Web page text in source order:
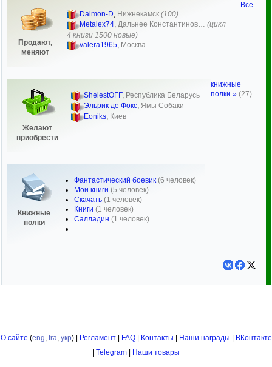
Продают,
меняют
Daimon-D, Нижнекамск (100)
Metalex74, Дальнее Константинов… (цикл
4 книги 1500 новые)
valera1965 Москва
Желают
приобрести
ShelestOFF, Республика Беларусь
Эльрик де Фокс, Ямы Собаки
Eoniks Киев
Книжные
полки
Фантастический боевик (6 человек)
Мои книги (5 человек)
Скачать (1 человек)
Книги (1 человек)
Салладин (1 человек)
...
Все
книжные
полки » (27)
О сайте (eng, fra, укр) | Регламент| FAQ| Контакты Наши награды
ВКонтакте
Telegram Наши товары